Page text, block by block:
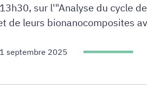
sur l'"Analyse du cycle
de leurs bionanocomposites
septembre 2025